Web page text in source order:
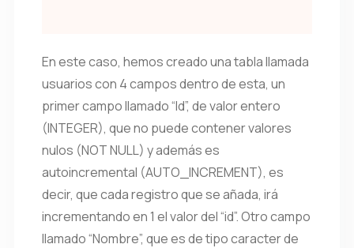
En este caso, hemos creado una tabla llamada
usuarios con 4 campos dentro de esta, un
primer campo llamado “Id”, de valor entero
(INTEGER), que no puede contener valores
nulos (NOT NULL) y además es
autoincremental (AUTO_INCREMENT), es
decir, que cada registro que se añada, irá
incrementando en 1 el valor del “id”. Otro campo
llamado “Nombre”, que es de tipo caracter de